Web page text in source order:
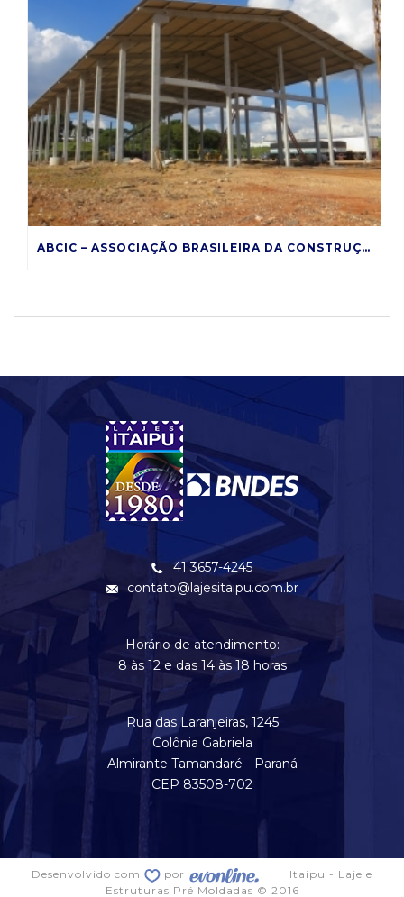
ABCIC – ASSOCIAÇÃO BRASILEIRA DA CONSTRUÇÃO INDUSTRIALIZADA DE CONCRETO
41 3657-4245
contato@lajesitaipu.com.br
Horário de atendimento:
8 às 12 e das 14 às 18 horas
Rua das Laranjeiras, 1245
Colônia Gabriela
Almirante Tamandaré - Paraná
CEP 83508-702
Desenvolvido com por
Itaipu - Laje e
Estruturas Pré Moldadas © 2016